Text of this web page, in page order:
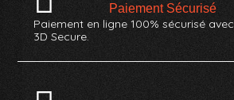
Paiement Sécurisé
Paiement en ligne 100% sécurisé avec
3D Secure.